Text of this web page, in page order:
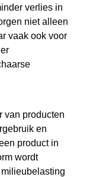
verlies in
niet alleen
vaak ook voor
van producten
en
product in
wordt